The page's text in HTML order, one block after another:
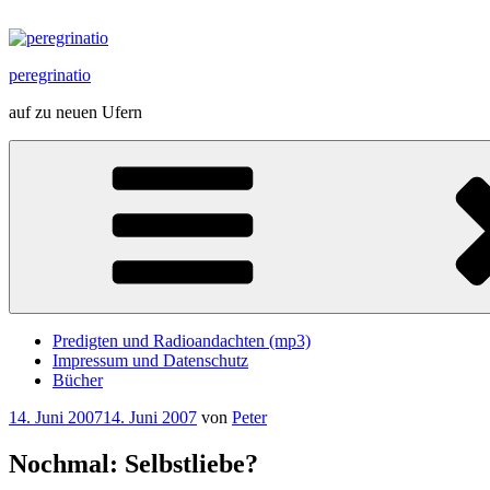
Inhalt
peregrinatio
auf zu neuen Ufern
Predigten und Radioandachten (mp3)
Impressum und Datenschutz
Bücher
Veröffentlicht
14. Juni 200714. Juni 2007 von Peter
Nochmal: Selbstliebe?